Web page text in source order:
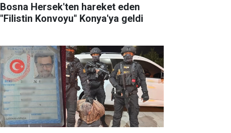
Bosna Hersek'ten hareket eden
"Filistin Konvoyu" Konya'ya geldi